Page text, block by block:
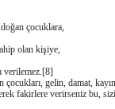
çocuklara,
olan kişiye,
verilemez.[8]
çocukları, gelin, damat,
fakirlere verirseniz bu,